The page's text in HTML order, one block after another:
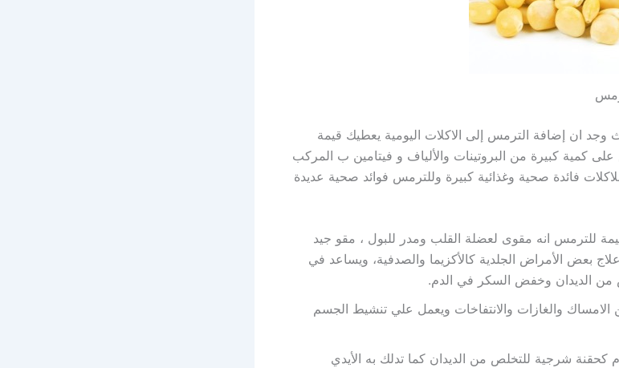
ان إضافة الترمس إلى الاكلات اليومية يعطيك قيمة
على كمية كبيرة من البروتينات والألياف و فيتامين ب المركب
فائدة صحية وغذائية كبيرة وللترمس فوائد صحية عديدة
للترمس انه مقوى لعضلة القلب ومدر للبول ، مقو جيد
بعض الأمراض الجلدية كالأكزيما والصدفية، ويساعد في
من الديدان وخفض السكر في الدم.
والغازات والانتفاخات ويعمل علي تنشيط الجسم
كحقنة شرجية للتخلص من الديدان كما تدلك به الأيدي